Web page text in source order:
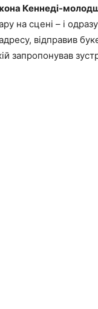
Кеннеді-
на сцені – і
відправив
запропонував